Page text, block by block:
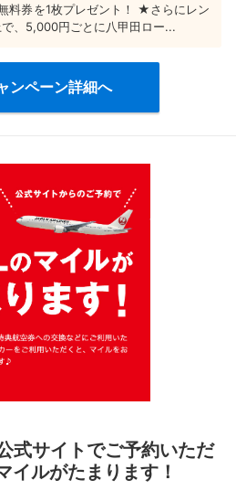
料券を1枚プレゼント！ ★さらにレン
、5,000円ごとに八甲田ロー...
ンペーン詳細へ
式サイトでご予約いただ
イルがたまります！